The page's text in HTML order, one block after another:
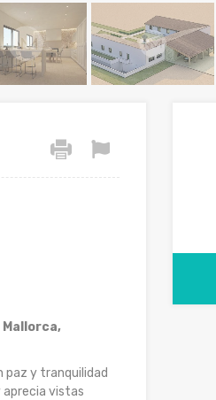
paz y tranquilidad
aprecia vistas